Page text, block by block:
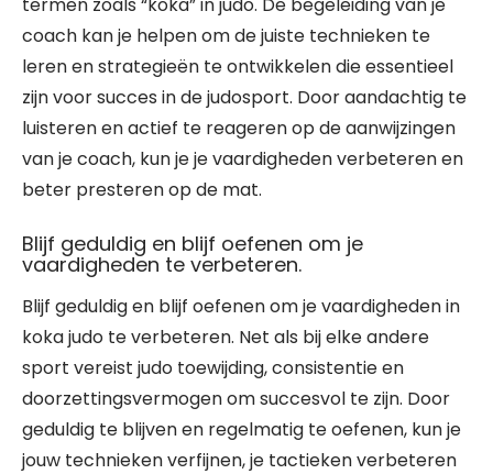
coach kan je helpen om de juiste technieken te
leren en strategieën te ontwikkelen die essentieel
zijn voor succes in de judosport. Door aandachtig te
luisteren en actief te reageren op de aanwijzingen
van je coach, kun je je vaardigheden verbeteren en
beter presteren op de mat.
Blijf geduldig en blijf oefenen om je
vaardigheden te verbeteren.
Blijf geduldig en blijf oefenen om je vaardigheden in
koka judo te verbeteren. Net als bij elke andere
sport vereist judo toewijding, consistentie en
doorzettingsvermogen om succesvol te zijn. Door
geduldig te blijven en regelmatig te oefenen, kun je
jouw technieken verfijnen, je tactieken verbeteren